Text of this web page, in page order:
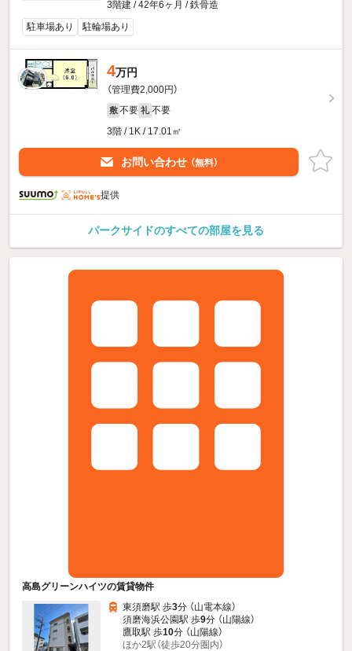
3階建 / 42年6ヶ月 / 鉄骨造
駐車場あり
駐輪場あり
4万円
（管理費2,000円）
敷 不要 礼 不要
3階 / 1K / 17.01㎡
お問い合わせ （無料）
提供
パークサイドのすべての部屋を見る
高島グリーンハイツの賃貸物件
東須磨駅 歩3分 （山電本線）
須磨海浜公園駅 歩9分 （山陽線）
鷹取駅 歩10分 （山陽線）
ほか2駅（徒歩20分圏内）